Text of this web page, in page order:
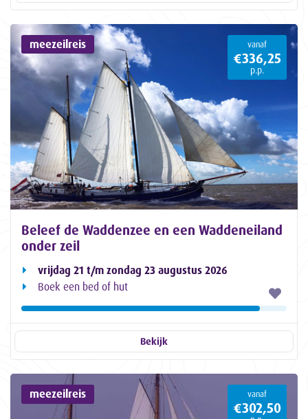
meezeilreis vanaf
€336,25
p.p.
Beleef de Waddenzee en een Waddeneiland
onder zeil
vrijdag 21 t/m zondag 23 augustus 2026
Boek een bed of hut
Bekijk
meezeilreis vanaf
€302,50